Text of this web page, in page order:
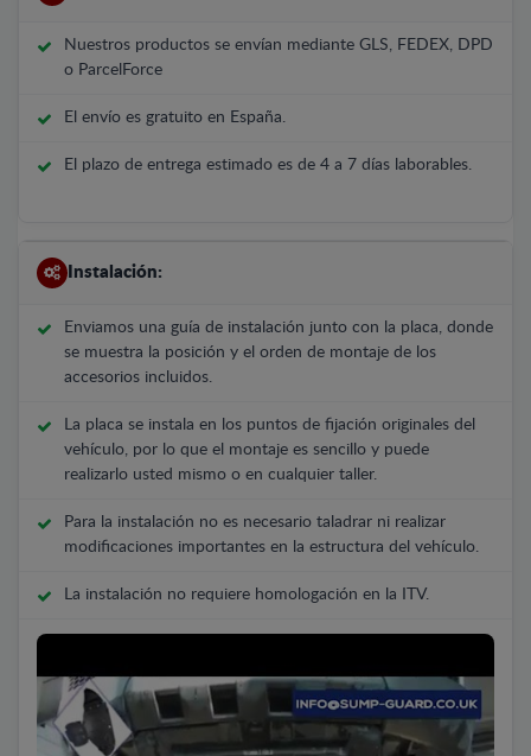
Nuestros productos se envían mediante GLS, FEDEX, DPD
o ParcelForce
El envío es gratuito en España.
El plazo de entrega estimado es de 4 a 7 días laborables.
Instalación:
Enviamos una guía de instalación junto con la placa, donde
se muestra la posición y el orden de montaje de los
accesorios incluidos.
La placa se instala en los puntos de fijación originales del
vehículo, por lo que el montaje es sencillo y puede
realizarlo usted mismo o en cualquier taller.
Para la instalación no es necesario taladrar ni realizar
modificaciones importantes en la estructura del vehículo.
La instalación no requiere homologación en la ITV.